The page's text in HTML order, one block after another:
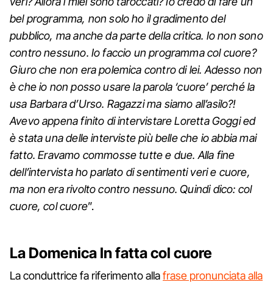
bel programma, non solo ho il gradimento del
pubblico, ma anche da parte della critica. Io non sono
contro nessuno. Io faccio un programma col cuore?
Giuro che non era polemica contro di lei. Adesso non
è che io non posso usare la parola ‘cuore’ perché la
usa Barbara d’Urso. Ragazzi ma siamo all’asilo?!
Avevo appena finito di intervistare Loretta Goggi ed
è stata una delle interviste più belle che io abbia mai
fatto. Eravamo commosse tutte e due. Alla fine
dell’intervista ho parlato di sentimenti veri e cuore,
ma non era rivolto contro nessuno. Quindi dico: col
cuore, col cuore”.
La Domenica In fatta col cuore
La conduttrice fa riferimento allafrase pronunciata alla